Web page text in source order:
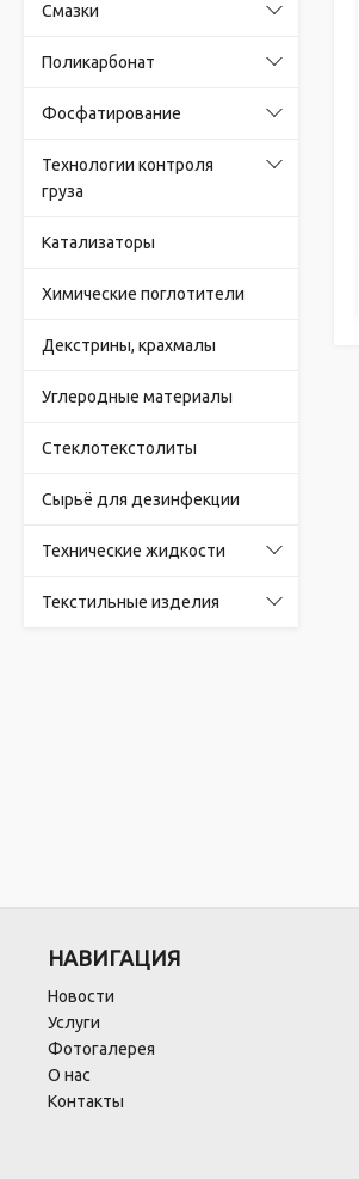
Смазки
Поликарбонат
Фосфатирование
Технологии контроля
груза
Катализаторы
Химические поглотители
Декстрины, крахмалы
Углеродные материалы
Стеклотекстолиты
Сырьё для дезинфекции
Технические жидкости
Текстильные изделия
НАВИГАЦИЯ
Новости
Услуги
Фотогалерея
О нас
Контакты